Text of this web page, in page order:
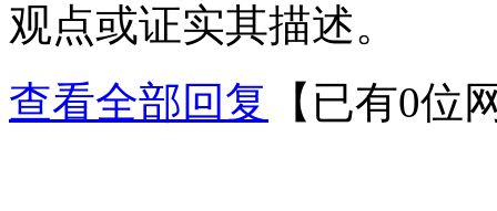
观点或证实其描述。
查看全部回复
【已有0位